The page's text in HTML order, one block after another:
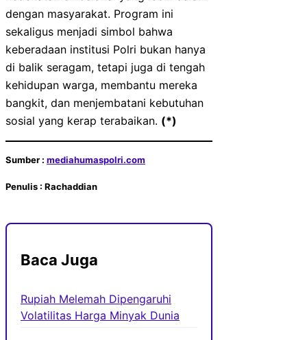
dengan masyarakat. Program ini
sekaligus menjadi simbol bahwa
keberadaan institusi Polri bukan hanya
di balik seragam, tetapi juga di tengah
kehidupan warga, membantu mereka
bangkit, dan menjembatani kebutuhan
sosial yang kerap terabaikan. (*)
Sumber : mediahumaspolri.com
Penulis : Rachaddian
Baca Juga
Rupiah Melemah Dipengaruhi
Volatilitas Harga Minyak Dunia